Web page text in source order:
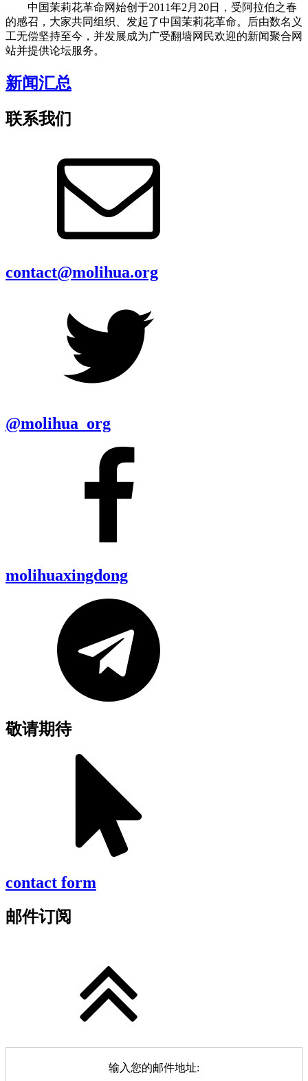
中国茉莉花革命网始创于2011年2月20日，受阿拉伯之春
的感召，大家共同组织、发起了中国茉莉花革命。后由数名义
工无偿坚持至今，并发展成为广受翻墙网民欢迎的新闻聚合网
站并提供论坛服务。
新闻汇总
联系我们
contact@molihua.org
@molihua_org
molihuaxingdong
敬请期待
contact form
邮件订阅
输入您的邮件地址: